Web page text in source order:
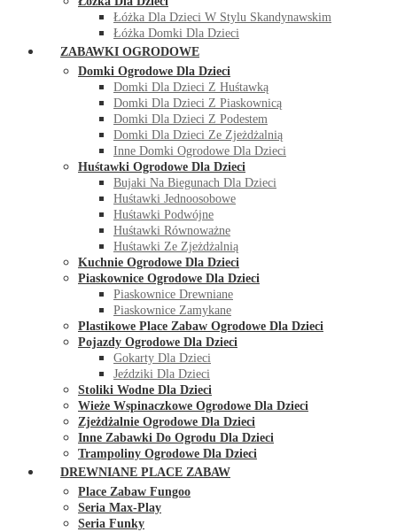
Łóżka Dla Dzieci W Stylu Skandynawskim
Łóżka Domki Dla Dzieci
ZABAWKI OGRODOWE
Domki Ogrodowe Dla Dzieci
Domki Dla Dzieci Z Huśtawką
Domki Dla Dzieci Z Piaskownicą
Domki Dla Dzieci Z Podestem
Domki Dla Dzieci Ze Zjeżdżalnią
Inne Domki Ogrodowe Dla Dzieci
Huśtawki Ogrodowe Dla Dzieci
Bujaki Na Biegunach Dla Dzieci
Huśtawki Jednoosobowe
Huśtawki Podwójne
Huśtawki Równoważne
Huśtawki Ze Zjeżdżalnią
Kuchnie Ogrodowe Dla Dzieci
Piaskownice Ogrodowe Dla Dzieci
Piaskownice Drewniane
Piaskownice Zamykane
Plastikowe Place Zabaw Ogrodowe Dla Dzieci
Pojazdy Ogrodowe Dla Dzieci
Gokarty Dla Dzieci
Jeździki Dla Dzieci
Stoliki Wodne Dla Dzieci
Wieże Wspinaczkowe Ogrodowe Dla Dzieci
Zjeżdżalnie Ogrodowe Dla Dzieci
Inne Zabawki Do Ogrodu Dla Dzieci
Trampoliny Ogrodowe Dla Dzieci
DREWNIANE PLACE ZABAW
Place Zabaw Fungoo
Seria Max-Play
Seria Funky